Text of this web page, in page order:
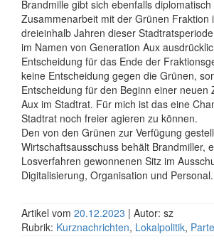
Brandmille gibt sich ebenfalls
Zusammenarbeit mit der Grünen Fraktion
dreieinhalb Jahren dieser
im Namen von Generation Aux
Entscheidung für das Ende der
keine Entscheidung gegen die Grünen,
Entscheidung für den Beginn einer neuen
Aux im Stadtrat. Für mich ist das eine
Stadtrat noch freier agieren zu können.
Den von den Grünen zur Verfügung
Wirtschaftsausschuss behält Brandmiller,
Losverfahren gewonnenen Sitz im
Digitalisierung, Organisation und Personal.
Artikel vom 20.12.2023 | Autor: sz
Rubrik: Kurznachrichten, Lokalpolitik,